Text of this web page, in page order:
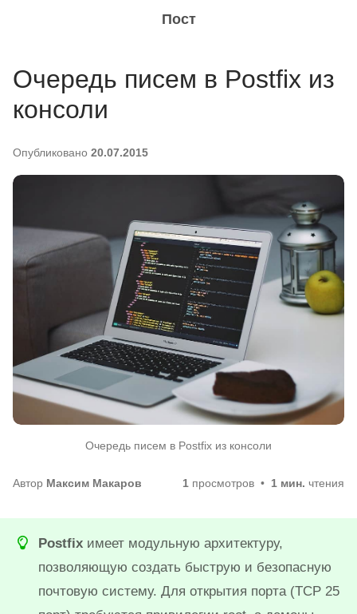
Пост
Очередь писем в Postfix из
консоли
Опубликовано 20.07.2015
Очередь писем в Postfix из консоли
Автор Максим Макаров 1 просмотров 1 мин. чтения
Postfix имеет модульную архитектуру,
позволяющую создать быструю и безопасную
почтовую систему. Для открытия порта (TCP 25